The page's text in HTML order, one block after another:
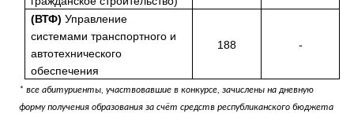
(ВТФ) Управление
системами транспортного и
автотехнического
обеспечения
188 -
* все абитуриенты, участвовавшие в конкурсе, зачислены на дневную
форму получения образования за счёт средств республиканского бюджета